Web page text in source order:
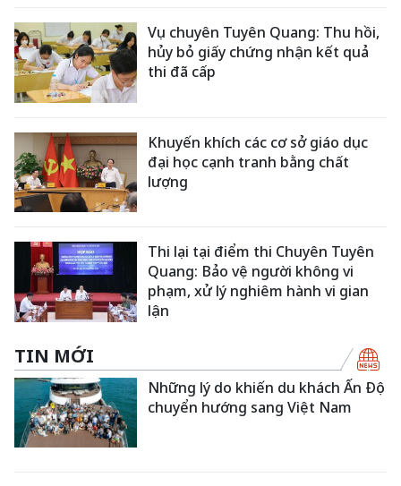
Vụ chuyên Tuyên Quang: Thu hồi,
hủy bỏ giấy chứng nhận kết quả
thi đã cấp
Khuyến khích các cơ sở giáo dục
đại học cạnh tranh bằng chất
lượng
Thi lại tại điểm thi Chuyên Tuyên
Quang: Bảo vệ người không vi
phạm, xử lý nghiêm hành vi gian
lận
TIN MỚI
Những lý do khiến du khách Ấn Độ
chuyển hướng sang Việt Nam